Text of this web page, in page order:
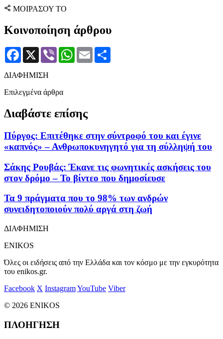
ΜΟΙΡΑΣΟΥ ΤΟ
Κοινοποίηση άρθρου
Facebook
X Viber WhatsApp
Email
ΔΙΑΦΗΜΙΣΗ
Επιλεγμένα άρθρα
Διαβάστε επίσης
Πύργος: Επιτέθηκε στην σύντροφό του και έγινε
«καπνός» – Ανθρωποκυνηγητό για τη σύλληψή του
Σάκης Ρουβάς: Έκανε τις φωνητικές ασκήσεις του
στον δρόμο – Το βίντεο που δημοσίευσε
Τα 9 πράγματα που το 98% των ανδρών
συνειδητοποιούν πολύ αργά στη ζωή
ΔΙΑΦΗΜΙΣΗ
ENIKOS
Όλες οι ειδήσεις από την Ελλάδα και τον κόσμο με την εγκυρότητα
του enikos.gr.
Facebook X InstagramYouTube Viber
© 2026 ENIKOS
ΠΛΟΗΓΗΣΗ